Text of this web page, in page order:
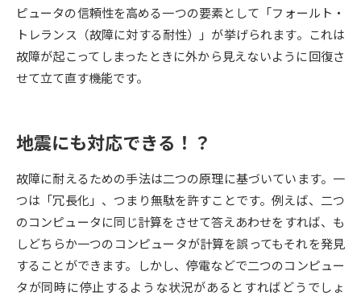
大学で学べる内容や特徴を調べる
新増設大学・学部・学科特集
国際・グローバルに強い大学特
集
デジタルパンフレット 進路の３択
新学年スタート号特集ページ
（高3生用）
新学年スタート号特集ページ
（高2生用）
SELFBRAND特集ページ
オープンキャンパスなどを調べる
ピュータの信頼性を高める一つの要素として「フォールト・
トレランス（故障に対する耐性）」が挙げられます。これは
故障が起こってしまったときに外から見えないように回復さ
せて立て直す機能です。
地震にも対応できる！？
故障に耐えるための手法は二つの原理に基づいています。一
つは「冗長化」、つまり無駄を許すことです。例えば、二つ
のコンピュータに同じ計算をさせて答えあわせをすれば、も
しどちらか一つのコンピュータが計算を誤ってもそれを発見
することができます。しかし、停電などで二つのコンピュー
タが同時に停止するような状況があるとすればどうでしょ